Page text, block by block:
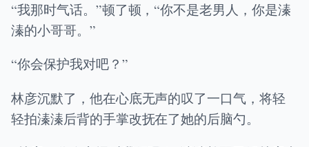
“我那时气话。”顿了顿，“你不是老男人，你是溱
溱的小哥哥。”
“你会保护我对吧？”
林彦沉默了，他在心底无声的叹了一口气，将轻
轻拍溱溱后背的手掌改抚在了她的后脑勺。